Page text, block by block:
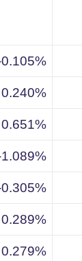
0.105%-
0.240%
0.651%
1.089%-
0.305%-
0.289%
0.279%